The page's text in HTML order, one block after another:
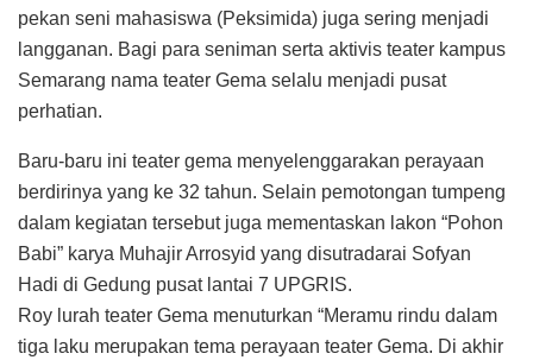
pekan seni mahasiswa (Peksimida) juga sering menjadi
langganan. Bagi para seniman serta aktivis teater kampus
Semarang nama teater Gema selalu menjadi pusat
perhatian.
Baru-baru ini teater gema menyelenggarakan perayaan
berdirinya yang ke 32 tahun. Selain pemotongan tumpeng
dalam kegiatan tersebut juga mementaskan lakon “Pohon
Babi” karya Muhajir Arrosyid yang disutradarai Sofyan
Hadi di Gedung pusat lantai 7 UPGRIS.
Roy lurah teater Gema menuturkan “Meramu rindu dalam
tiga laku merupakan tema perayaan teater Gema. Di akhir